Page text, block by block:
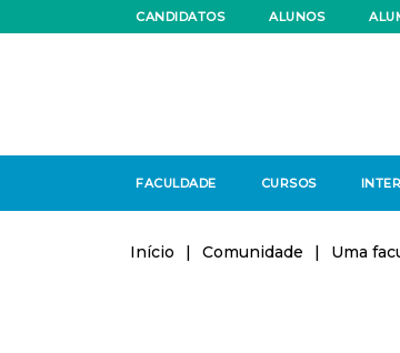
CANDIDATOS ALUNOS
FACULDADE CURSOS
Início | Comunidade | Uma